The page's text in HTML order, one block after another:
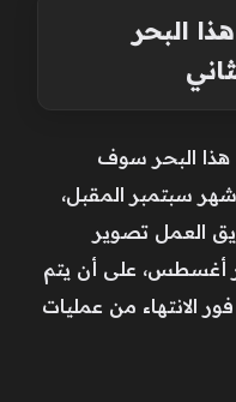
البحر
البحر سوف
سبتمبر المقبل،
العمل تصوير
أغسطس، على أن يتم
الانتهاء من عمليات